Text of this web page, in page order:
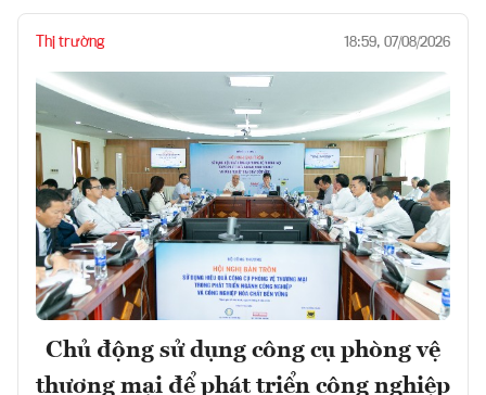
Thị trường 18:59, 07/08/2026
Chủ động sử dụng công cụ phòng vệ
thương mại để phát triển công nghiệp